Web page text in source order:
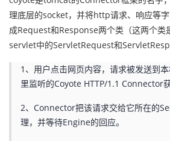
理底层的socket，并将http请求、响应等
成Request和Response两个类（这两个
servlet中的ServletRequest和
1、用户点击网页内容，请求被发送到
里监听的Coyote HTTP/1.1 Connector获
2、Connector把该请求交给它所在的
理，并等待Engine的回应。